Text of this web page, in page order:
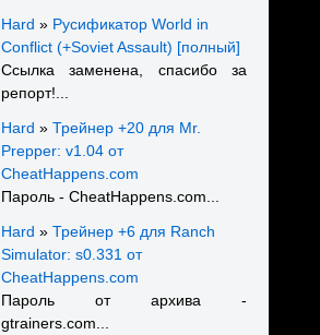
Hard » Русификатор World in
Conflict (+Soviet Assault) [полный]
Ссылка заменена, спасибо за
репорт!...
Hard » Трейнер +20 для Mr.
Prepper: v1.04 от
CheatHappens.com
Пароль - CheatHappens.com...
Hard » Трейнер +6 для Ranch
Simulator: s0.331 от
CheatHappens.com
Пароль от архива -
gtrainers.com...